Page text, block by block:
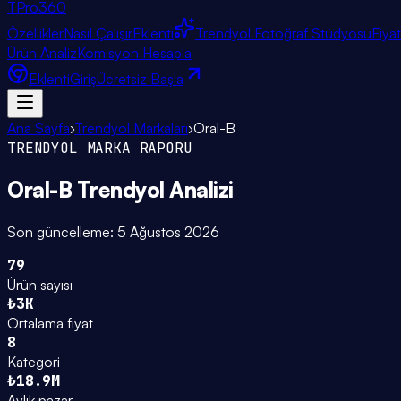
TPro360
ÖzelliklerNasıl ÇalışırEklenti Trendyol Fotoğraf Stüdyosu
Ürün AnalizKomisyon Hesapla
EklentiGirişÜcretsiz Başla
Ana Sayfa›Trendyol Markaları›Oral-B
TRENDYOL MARKA RAPORU
Oral-B Trendyol Analizi
Son güncelleme: 5 Ağustos 2026
79
Ürün sayısı
₺3K
Ortalama fiyat
8
Kategori
₺18.9M